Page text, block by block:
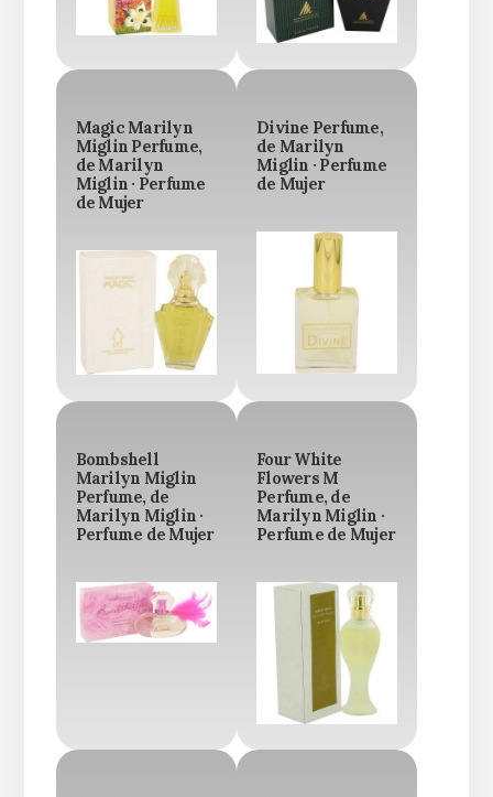
Magic Marilyn
Miglin Perfume,
de Marilyn
Miglin · Perfume
de Mujer
Divine Perfume,
de Marilyn
Miglin · Perfume
de Mujer
Bombshell
Marilyn Miglin
Perfume, de
Marilyn Miglin ·
Perfume de Mujer
Four White
Flowers M
Perfume, de
Marilyn Miglin ·
Perfume de Mujer